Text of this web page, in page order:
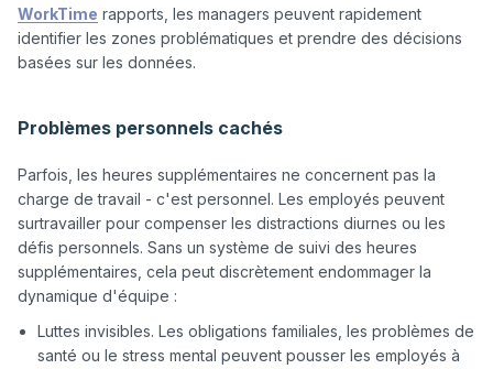
WorkTime rapports, les managers peuvent rapidement
identifier les zones problématiques et prendre des décisions
basées sur les données.
Problèmes personnels cachés
Parfois, les heures supplémentaires ne concernent pas la
charge de travail - c'est personnel. Les employés peuvent
surtravailler pour compenser les distractions diurnes ou les
défis personnels. Sans un système de suivi des heures
supplémentaires, cela peut discrètement endommager la
Luttes invisibles. Les obligations familiales, les problèmes de
santé ou le stress mental peuvent pousser les employés à